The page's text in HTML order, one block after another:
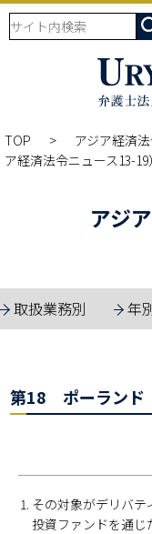
TOP アジア経済
ア経済法令ニュース13-19）
アジ
取扱業務別 年
第18 ポーランド
その対象がデリバ
投資ファンドを通じ